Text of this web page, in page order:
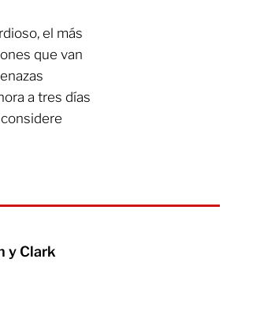
el más
que van
a tres días
y Clark